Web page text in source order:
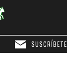
SUSCRÍBETE